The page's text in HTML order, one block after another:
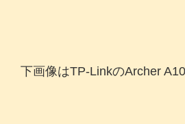
下画像はTP-LinkのArcher